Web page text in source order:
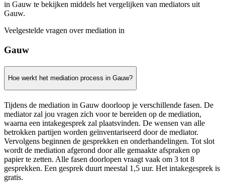
in Gauw te bekijken middels het vergelijken van mediators uit
Gauw.
Veelgestelde vragen over mediation in
Gauw
Hoe werkt het mediation process in Gauw?
Tijdens de mediation in Gauw doorloop je verschillende fasen. De
mediator zal jou vragen zich voor te bereiden op de mediation,
waarna een intakegesprek zal plaatsvinden. De wensen van alle
betrokken partijen worden geïnventariseerd door de mediator.
Vervolgens beginnen de gesprekken en onderhandelingen. Tot slot
wordt de mediation afgerond door alle gemaakte afspraken op
papier te zetten. Alle fasen doorlopen vraagt vaak om 3 tot 8
gesprekken. Een gesprek duurt meestal 1,5 uur. Het intakegesprek is
gratis.